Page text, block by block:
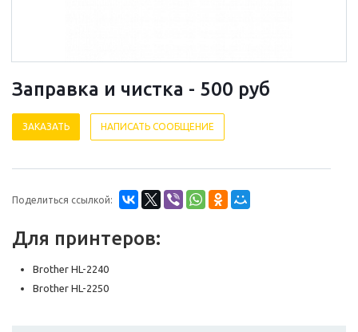
Заправка и чистка - 500 руб
ЗАКАЗАТЬ НАПИСАТЬ СООБЩЕНИЕ
Поделиться ссылкой:
Для принтеров:
Brother HL-2240
Brother HL-2250